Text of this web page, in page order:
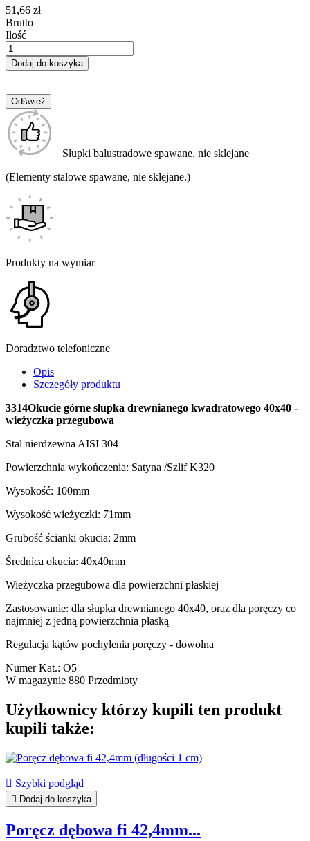
51,66 zł
Brutto
Ilość
Dodaj do koszyka
Słupki balustradowe spawane, nie sklejane
(Elementy stalowe spawane, nie sklejane.)
Produkty na wymiar
Doradztwo telefoniczne
Opis
Szczegóły produktu
3314Okucie górne słupka drewnianego kwadratowego 40x40 -
wieżyczka przegubowa
Stal nierdzewna AISI 304
Powierzchnia wykończenia: Satyna /Szlif K320
Wysokość: 100mm
Wysokość wieżyczki: 71mm
Grubość ścianki okucia: 2mm
Średnica okucia: 40x40mm
Wieżyczka przegubowa dla powierzchni płaskiej
Zastosowanie: dla słupka drewnianego 40x40, oraz dla poręczy co
najmniej z jedną powierzchnia płaską
Regulacja kątów pochylenia poręczy - dowolna
Numer Kat.: O5
W magazynie 880 Przedmioty
Użytkownicy którzy kupili ten produkt
kupili także:
 Szybki podgląd
 Dodaj do koszyka
Poręcz dębowa fi 42,4mm...